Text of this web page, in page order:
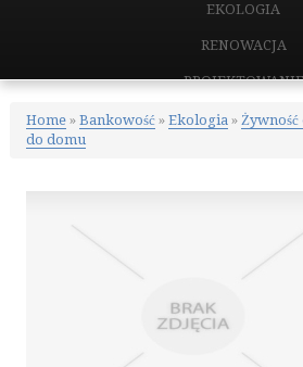
EKOLOGIA
RENOWACJA
PROJEKTOWANIE
REMONTY, ELEKTRYK,
KLIMATYZACJA I
DOMY, MIESZKANIA
Home» Bankowość» Ekologia» Żywność
do domu